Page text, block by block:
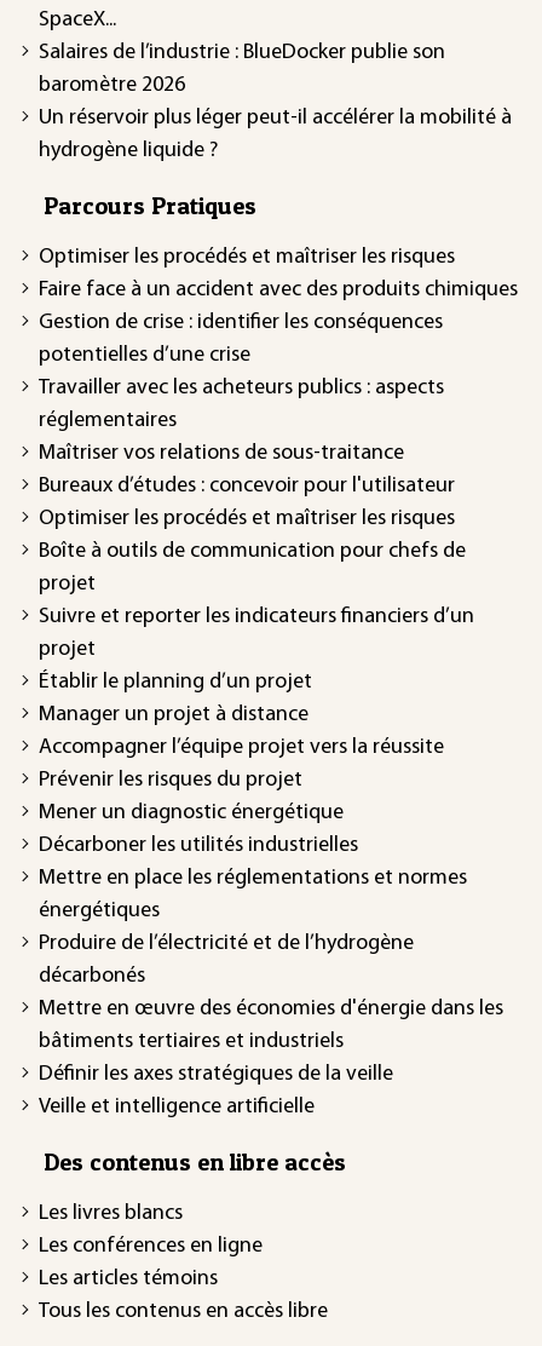
SpaceX...
Salaires de l’industrie : BlueDocker publie son
baromètre 2026
Un réservoir plus léger peut-il accélérer la mobilité à
hydrogène liquide ?
Parcours Pratiques
Optimiser les procédés et maîtriser les risques
Faire face à un accident avec des produits chimiques
Gestion de crise : identifier les conséquences
potentielles d’une crise
Travailler avec les acheteurs publics : aspects
réglementaires
Maîtriser vos relations de sous-traitance
Bureaux d’études : concevoir pour l'utilisateur
Optimiser les procédés et maîtriser les risques
Boîte à outils de communication pour chefs de
projet
Suivre et reporter les indicateurs financiers d’un
projet
Établir le planning d’un projet
Manager un projet à distance
Accompagner l’équipe projet vers la réussite
Prévenir les risques du projet
Mener un diagnostic énergétique
Décarboner les utilités industrielles
Mettre en place les réglementations et normes
énergétiques
Produire de l’électricité et de l’hydrogène
décarbonés
Mettre en œuvre des économies d'énergie dans les
bâtiments tertiaires et industriels
Définir les axes stratégiques de la veille
Veille et intelligence artificielle
Des contenus en libre accès
Les livres blancs
Les conférences en ligne
Les articles témoins
Tous les contenus en accès libre